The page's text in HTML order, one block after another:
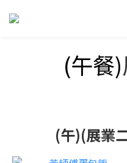
(午餐)
(午)(展業